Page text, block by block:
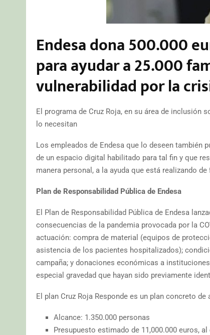
Endesa dona 500.000
para ayudar a 25.000
vulnerabilidad por la
El programa de Cruz Roja, en su área de inclusión
lo necesitan
Los empleados de Endesa que lo deseen también
de un espacio digital habilitado para tal fin y que
manera personal, a la ayuda que está realizando
Plan de Responsabilidad Pública de Endesa
El Plan de Responsabilidad Pública de Endesa
consecuencias de la pandemia provocada por la
actuación: compra de material (equipos de
asistencia de los pacientes hospitalizados);
campaña; y donaciones económicas a
especial gravedad que hayan sido previamente
El plan Cruz Roja Responde es un plan concreto
Alcance: 1.350.000 personas
Presupuesto estimado de 11,000.000 euros,